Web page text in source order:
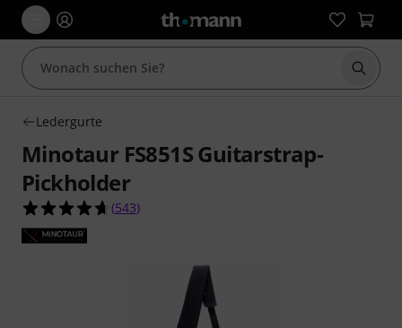
Suche
Ledergurte
Minotaur FS851S Guitarstrap-
Pickholder
4.7 von 5 Sternen aus 543 Kundenbewertungen
(543)